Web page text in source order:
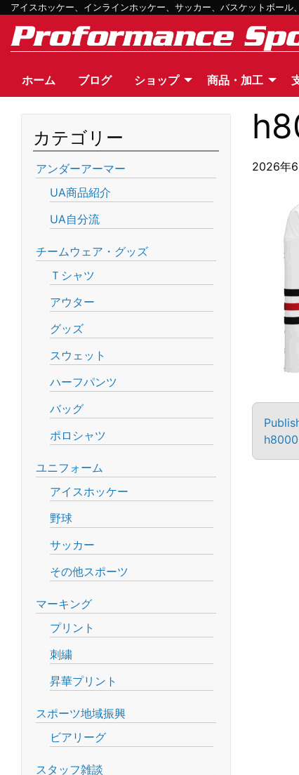
アイスホッケー、インラインホッケー、サッカー、バスケットボー
ホーム ブログ ショップ 商品・加工
2026年6
カテゴリー
アンダーアーマー
UA商品紹介
UA自分流
チームウェア・グッズ
Ｔシャツ
アウター
グッズ
スウェット
ハーフパンツ
バッグ
ポロシャツ
ユニフォーム
アイスホッケー
野球
サッカー
その他スポーツ
マーキング
プリント
刺繍
昇華プリント
スポーツ地域振興
ビアリーグ
スタッフ雑談